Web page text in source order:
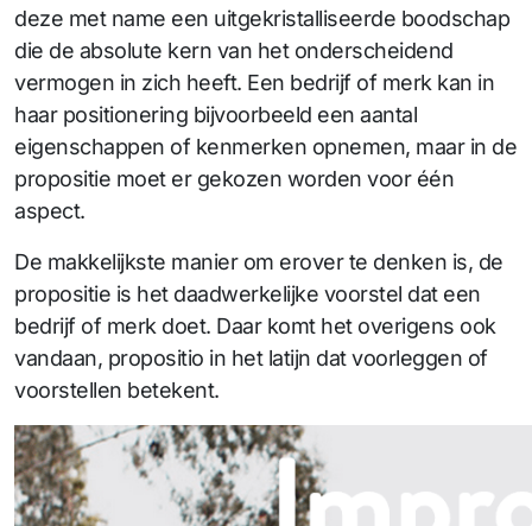
deze met name een uitgekristalliseerde boodschap
die de absolute kern van het onderscheidend
vermogen in zich heeft. Een bedrijf of merk kan in
haar positionering bijvoorbeeld een aantal
eigenschappen of kenmerken opnemen, maar in de
propositie moet er gekozen worden voor één
aspect.
De makkelijkste manier om erover te denken is, de
propositie is het daadwerkelijke voorstel dat een
bedrijf of merk doet. Daar komt het overigens ook
vandaan, propositio in het latijn dat voorleggen of
voorstellen betekent.